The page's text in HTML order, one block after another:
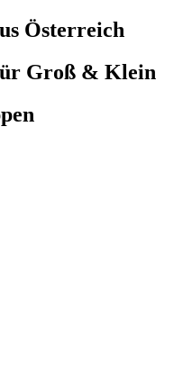
Österreich
Groß & Klein